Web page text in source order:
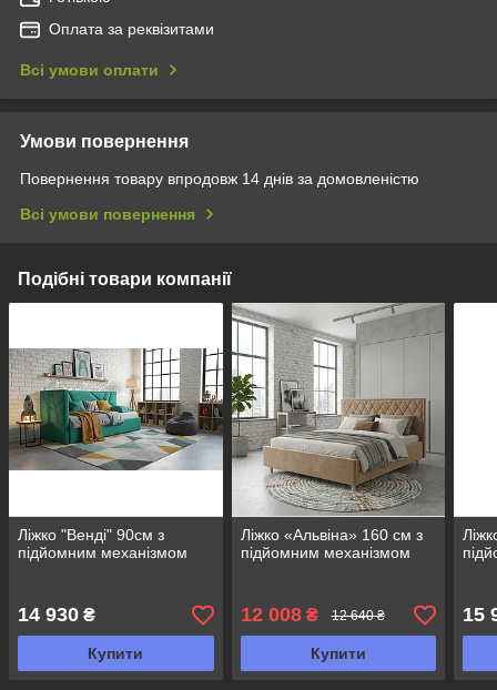
Оплата за реквізитами
Всі умови оплати
Умови повернення
Повернення товару впродовж 14 днів за домовленістю
Всі умови повернення
Подібні товари компанії
Ліжко "Венді" 90см з
підйомним механізмом
14 930 ₴
Купити
Ліжко «Альвіна» 160 см з
підйомним механізмом
12 008₴ 12 640 ₴
Купити
15